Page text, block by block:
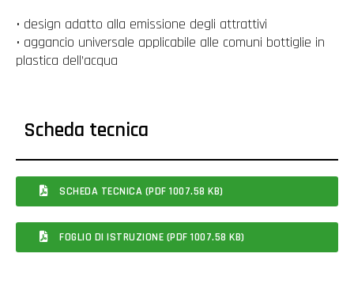
• design adatto alla emissione degli attrattivi
• aggancio universale applicabile alle comuni bottiglie in
plastica dell’acqua
Scheda tecnica
SCHEDA TECNICA (PDF 1007.58 KB)
FOGLIO DI ISTRUZIONE (PDF 1007.58 KB)